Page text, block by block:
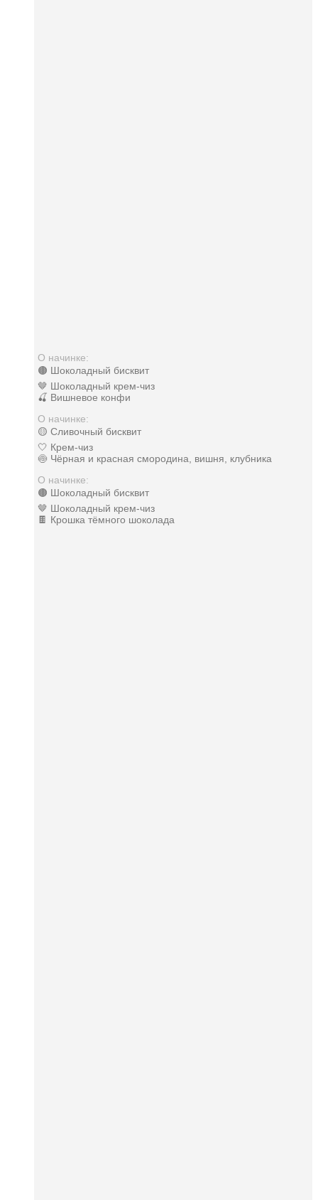
О начинке:
🟤 Шоколадный бисквит
🤎 Шоколадный крем-чиз
🍒 Вишневое конфи
О начинке:
🟡 Сливочный бисквит
🤍 Крем-чиз
🍥 Чёрная и красная смородина, вишня, клубника
О начинке:
🟤 Шоколадный бисквит
🤎 Шоколадный крем-чиз
🍫 Крошка тёмного шоколада